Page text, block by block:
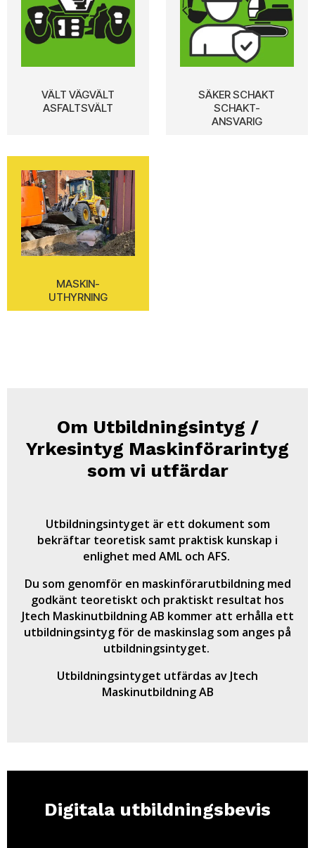
VÄLT VÄGVÄLT
ASFALTSVÄLT
SÄKER SCHAKT
SCHAKT-
ANSVARIG
MASKIN-
UTHYRNING
Om Utbildningsintyg /
Yrkesintyg Maskinförarintyg
som vi utfärdar
Utbildningsintyget är ett dokument som
bekräftar teoretisk samt praktisk kunskap i
enlighet med AML och AFS.
Du som genomför en maskinförarutbildning med
godkänt teoretiskt och praktiskt resultat hos
Jtech Maskinutbildning AB kommer att erhålla ett
utbildningsintyg för de maskinslag som anges på
utbildningsintyget.
Utbildningsintyget utfärdas av Jtech
Maskinutbildning AB
Digitala utbildningsbevis